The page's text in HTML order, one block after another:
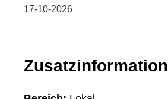
17-10-2026
Zusatzinformation